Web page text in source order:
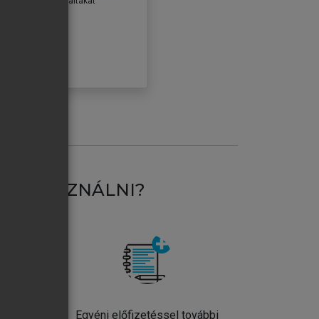
HASZNÁLNI?
Egyéni előfizetéssel további